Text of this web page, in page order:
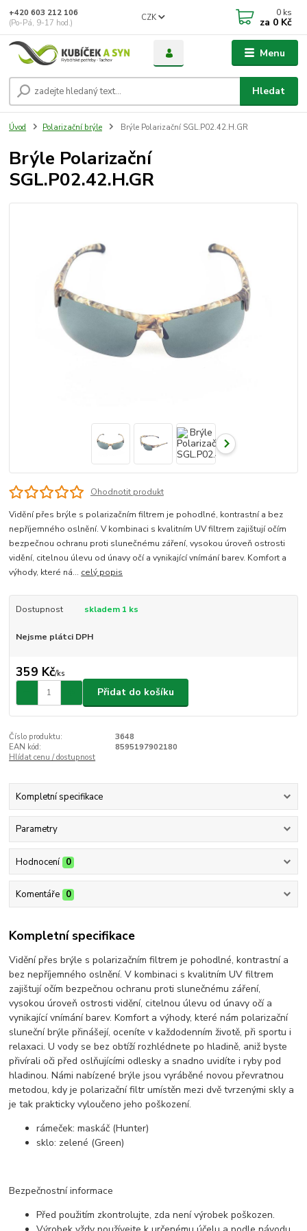
Menu
CZK
Hledat
+420 603 212 106
(Po-Pá, 9-17 hod.)
0 ks
za 0 Kč
Úvod Polarizační brýle Brýle Polarizační SGL.P02.42.H.GR
Brýle Polarizační
SGL.P02.42.H.GR
Ohodnotit produkt
Vidění přes brýle s polarizačním filtrem je pohodlné, kontrastní a bez
nepříjemného oslnění. V kombinaci s kvalitním UV filtrem zajištují očím
bezpečnou ochranu proti slunečnému záření, vysokou úroveň ostrosti
vidění, citelnou úlevu od únavy očí a vynikající vnímání barev. Komfort a
výhody, které ná... celý popis
Dostupnost skladem 1 ks
Nejsme plátci DPH
359 Kč/ks
Přidat do košíku
Číslo produktu:
3648
EAN kód:
8595197902180
Hlídat cenu / dostupnost
Kompletní specifikace
Parametry
Hodnocení 0
Komentáře 0
Kompletní specifikace
Vidění přes brýle s polarizačním filtrem je pohodlné, kontrastní a
bez nepříjemného oslnění. V kombinaci s kvalitním UV filtrem
zajištují očím bezpečnou ochranu proti slunečnému záření,
vysokou úroveň ostrosti vidění, citelnou úlevu od únavy očí a
vynikající vnímání barev. Komfort a výhody, které nám polarizační
sluneční brýle přinášejí, oceníte v každodenním životě, při sportu i
relaxaci. U vody se bez obtíží rozhlédnete po hladině, aniž byste
přivírali oči před oslňujícími odlesky a snadno uvidíte i ryby pod
hladinou. Námi nabízené brýle jsou vyráběné novou převratnou
metodou, kdy je polarizační filtr umístěn mezi dvě tvrzenými skly a
je tak prakticky vyloučeno jeho poškození.
rámeček: maskáč (Hunter)
sklo: zelené (Green)
Bezpečnostní informace
Před použitím zkontrolujte, zda není výrobek poškozen.